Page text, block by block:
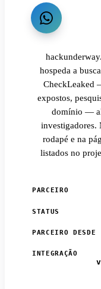
hospeda a
CheckLeaked
expostos,
domínio —
investigadores.
rodapé e na
listados no
PARCEIRO
STATUS
PARCEIRO DESDE
INTEGRAÇÃO